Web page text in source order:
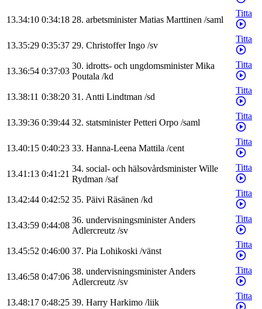
13.34:10 0:34:18 28. arbetsminister Matias Marttinen /saml
Titta
13.35:29 0:35:37 29. Christoffer Ingo /sv
Titta
13.36:54 0:37:03
30. idrotts- och ungdomsminister Mika
Poutala /kd
Titta
13.38:11 0:38:20 31. Antti Lindtman /sd
Titta
13.39:36 0:39:44 32. statsminister Petteri Orpo /saml
Titta
13.40:15 0:40:23 33. Hanna-Leena Mattila /cent
Titta
13.41:13 0:41:21
34. social- och hälsovårdsminister Wille
Rydman /saf
Titta
13.42:44 0:42:52 35. Päivi Räsänen /kd
Titta
13.43:59 0:44:08
36. undervisningsministerAnders
Adlercreutz /sv
Titta
13.45:52 0:46:00 37. Pia Lohikoski /vänst
Titta
13.46:58 0:47:06
38. undervisningsministerAnders
Adlercreutz /sv
Titta
13.48:17 0:48:25 39. Harry Harkimo /liik
Titta